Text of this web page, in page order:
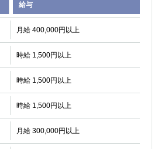
給与
月給 400,000円以上
時給 1,500円以上
時給 1,500円以上
時給 1,500円以上
月給 300,000円以上